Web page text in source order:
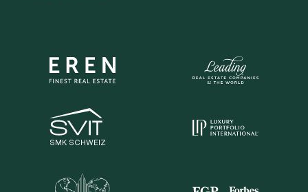
SMK SCHWEIZ